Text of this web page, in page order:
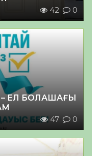
42 0
ЕЛ БОЛАШАҒЫ
47 0